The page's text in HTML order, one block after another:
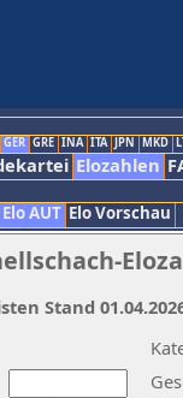
GER GRE INA ITA JPN MKD
Elozahlen
Elo AUT Elo Vorschau
Stand